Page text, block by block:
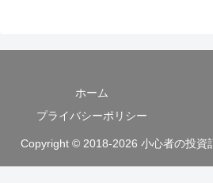
ホーム
プライバシーポリシー
Copyright © 2018-2026 小心者の投資